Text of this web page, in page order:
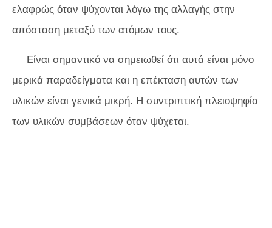
ελαφρώς όταν ψύχονται λόγω της αλλαγής στην
απόσταση μεταξύ των ατόμων τους.
Είναι σημαντικό να σημειωθεί ότι αυτά είναι μόνο
μερικά παραδείγματα και η επέκταση αυτών των
υλικών είναι γενικά μικρή. Η συντριπτική πλειοψηφία
των υλικών συμβάσεων όταν ψύχεται.